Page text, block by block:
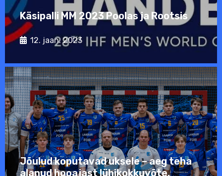
Käsipalli MM 2023 Poolas ja Rootsis
12. jaan. 2023
Jõulud koputavad uksele – aeg teha
alanud hooajast lühikokkuvõte.